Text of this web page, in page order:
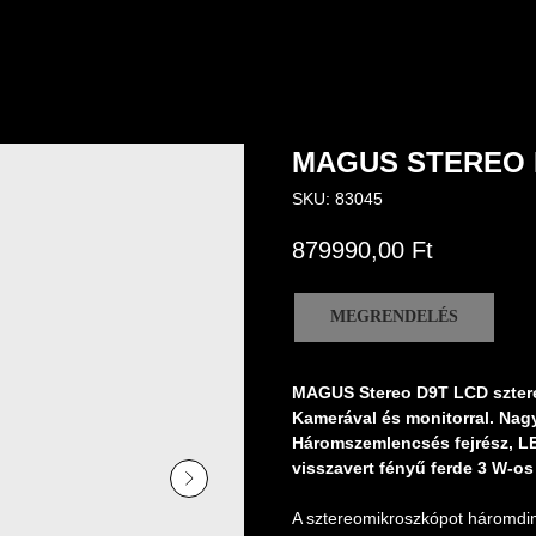
MAGUS STEREO
SKU: 83045
879990,00 Ft
MEGRENDELÉS
MAGUS Stereo D9T LCD
Kamerával és monitorral.
Háromszemlencsés fejrész,
visszavert fényű ferde 3 W-
A sztereomikroszkópot